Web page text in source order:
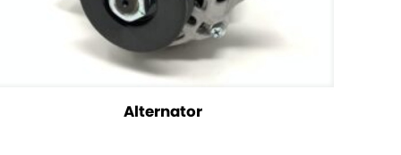
Alternator